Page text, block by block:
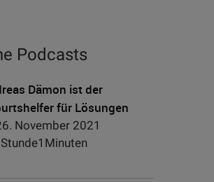
Podcasts
Dämon ist der
für Lösungen
November 2021